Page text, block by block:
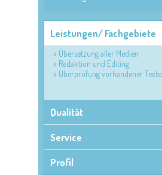
Leistungen/ Fachgebiete
Übersetzung aller Medien
Redaktion und Editing
Überprüfung vorhandener Texte
Qualität
Service
Profil